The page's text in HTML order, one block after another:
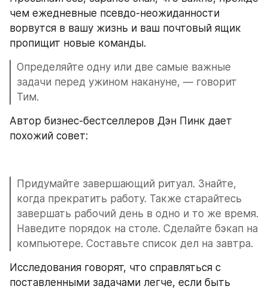
чем ежедневные псевдо-неожиданности
ворвутся в вашу жизнь и ваш почтовый ящик
пропищит новые команды.
Определяйте одну или две самые важные
задачи перед ужином накануне, — говорит
Тим.
Автор бизнес-бестселлеров Дэн Пинк дает
похожий совет:
Придумайте завершающий ритуал. Знайте,
когда прекратить работу. Также старайтесь
завершать рабочий день в одно и то же время.
Наведите порядок на столе. Сделайте бэкап на
компьютере. Составьте список дел на завтра.
Исследования говорят, что справляться с
поставленными задачами легче, если быть